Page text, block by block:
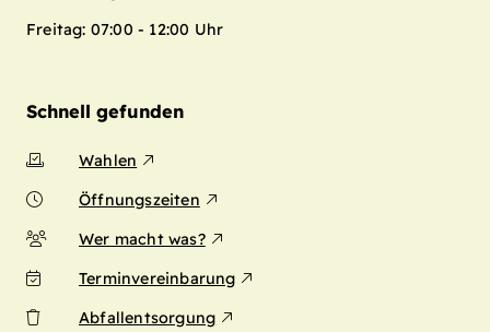
Freitag: 07:00 - 12:00 Uhr
Schnell gefunden
Wahlen
Öffnungszeiten
Wer macht was?
Terminvereinbarung
Abfallentsorgung